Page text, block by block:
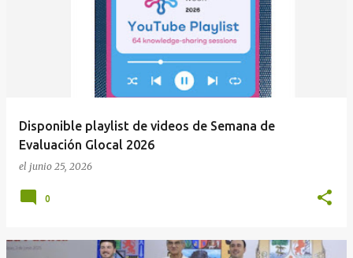
Disponible playlist de videos de Semana de
Evaluación Glocal 2026
el junio 25, 2026
0